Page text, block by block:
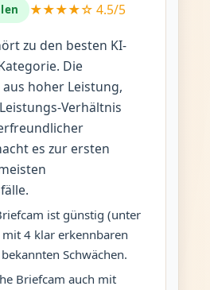
★★★★☆ 4.5/5
zu den besten KI-
Die
hoher Leistung,
Verhältnis
es zur ersten
ist günstig (unter
4 klar erkennbaren
Schwächen.
Briefcam auch mit